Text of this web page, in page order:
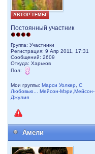
АВТОР ТЕМЫ
Постоянный участник
Группа: Участники
Регистрация: 9 Апр 2011, 17:31
Сообщений: 2609
Откуда: Харьков
Пол:
Мои группы:Марси Уолкер ,С
Любовью... Мейсон-Мэри,Мейсон-
Джулия
Амели